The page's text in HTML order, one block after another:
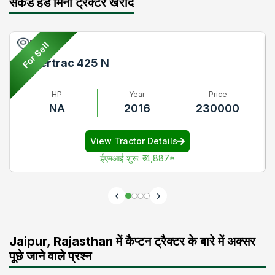
For Sell
Pune
Powertrac 425 N
HP
NA
Year
2016
Price
230000
View Tractor Details
ईएमआई शुरू: ₹ 4,887*
Jaipur, Rajasthan में कैप्टन ट्रैक्टर के बारे में अक्सर
पूछे जाने वाले प्रश्न